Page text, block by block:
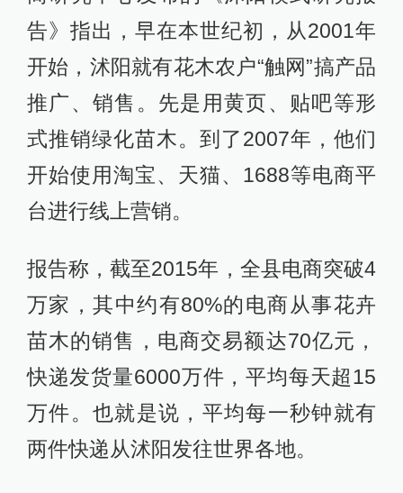
告》指出，早在本世纪初，从2001年
开始，沭阳就有花木农户“触网”搞产品
推广、销售。先是用黄页、贴吧等形
式推销绿化苗木。到了2007年，他们
开始使用淘宝、天猫、1688等电商平
台进行线上营销。
报告称，截至2015年，全县电商突破4
万家，其中约有80%的电商从事花卉
苗木的销售，电商交易额达70亿元，
快递发货量6000万件，平均每天超15
万件。也就是说，平均每一秒钟就有
两件快递从沭阳发往世界各地。